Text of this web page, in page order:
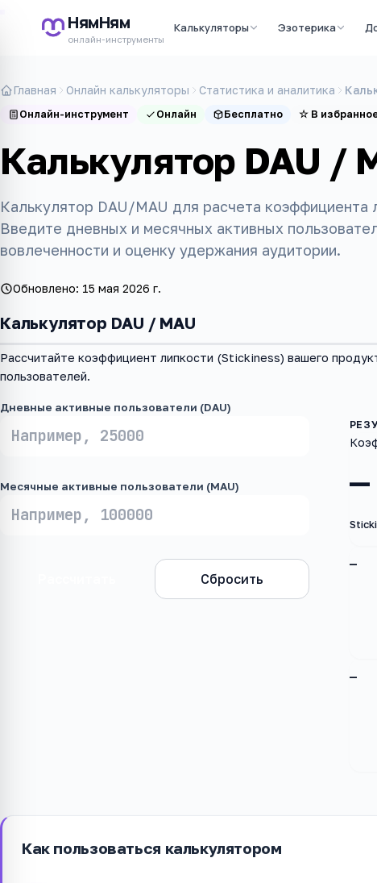
НямНям
онлайн-инструменты
Калькуляторы Эзотерика
Главная Онлайн калькуляторы Статистика и аналитика
Онлайн-инструмент Онлайн Бесплатно ☆ В
Калькулятор DAU /
Калькулятор DAU/MAU для расчета коэффициента
Введите дневных и месячных активных
вовлеченности и оценку удержания аудитории.
Обновлено: 15 мая 2026 г.
Калькулятор DAU / MAU
Рассчитайте коэффициент липкости (Stickiness) вашего
пользователей.
Дневные активные пользователи (DAU)
Месячные активные пользователи (MAU)
Сбросить
—
—
—
Как пользоваться калькулятором